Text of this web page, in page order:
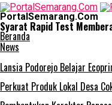
PortalSemarang.Com
Syarat Rapid Test
Beranda
News
Lansia Podorejo Belajar
Perkuat Produk Lokal Desa